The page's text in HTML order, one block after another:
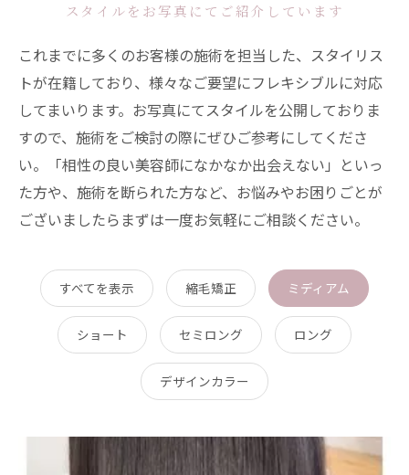
スタイルをお写真にてご紹介しています
これまでに多くのお客様の施術を担当した、スタイリス
トが在籍しており、様々なご要望にフレキシブルに対応
してまいります。お写真にてスタイルを公開しておりま
すので、施術をご検討の際にぜひご参考にしてくださ
い。「相性の良い美容師になかなか出会えない」といっ
た方や、施術を断られた方など、お悩みやお困りごとが
ございましたらまずは一度お気軽にご相談ください。
すべてを表示 縮毛矯正 ミディアム
ショート セミロング ロング
デザインカラー